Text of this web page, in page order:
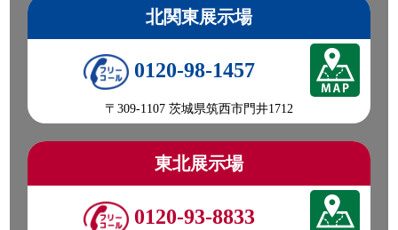
北関東展示場
0120-98-1457
〒309-1107 茨城県筑西市門井1712
東北展示場
0120-93-8833